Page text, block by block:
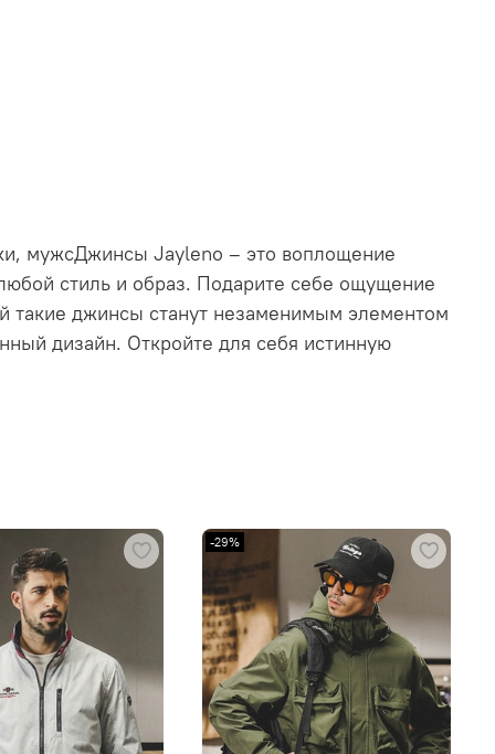
мужсДжинсы Jayleno – это воплощение
стиль и образ. Подарите себе ощущение
такие джинсы станут незаменимым элементом
дизайн. Откройте для себя истинную
-29%